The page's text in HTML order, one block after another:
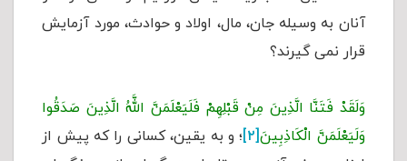
آنان به وسیله جان، مال، اولاد و حوادث، مورد آزمایش
قرار نمی گیرند؟
وَلَقَدْ فَتَنَّا الَّذِينَ مِنْ قَبْلِهِمْ فَلَيَعْلَمَنَّ اللَّهُ الَّذِينَ صَدَقُوا
وَلَيَعْلَمَنَّ الْكَاذِبِينَ[۲]
؛ و به يقين، كسانى را كه پيش از